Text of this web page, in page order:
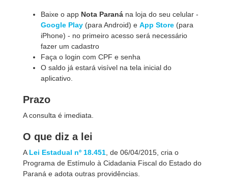
Baixe o app Nota Paraná na loja do seu celular -
Google Play (para Android) e App Store (para
iPhone) - no primeiro acesso será necessário
fazer um cadastro
Faça o login com CPF e senha
O saldo já estará visível na tela inicial do
aplicativo.
Prazo
A consulta é imediata.
O que diz a lei
A Lei Estadual nº 18.451 , de 06/04/2015, cria o
Programa de Estímulo à Cidadania Fiscal do Estado do
Paraná e adota outras providências.